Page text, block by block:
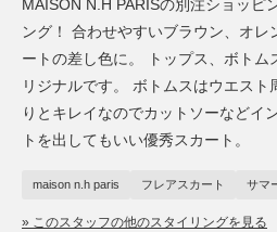
MAISON N.H PARISの別注ショッピ
ング！ 合わせやすいブラウン、オレ
ートの差し色に。 トップス、ボトム
リジナルです。 ボトムスはウエスト
りとキレイなのでカットソーなどイ
トを出してもいい優秀スカート。
maison n.h paris フレアスカート サマ
» このスタッフの他のスタイリングを見る